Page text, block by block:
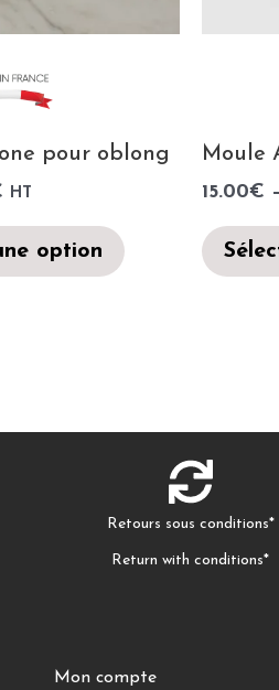
pour oblong
HT
option
Moule
15.00€ –
Retours sous conditions*
Return with conditions*
Mon compte